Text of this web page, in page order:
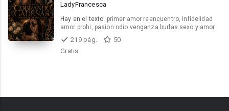
LadyFrancesca
Hay en el texto: primer amor reencuentro, infidelidad
amor prohi, pasion odio venganza burlas sexo y amor
219 pág.
50
Gratis